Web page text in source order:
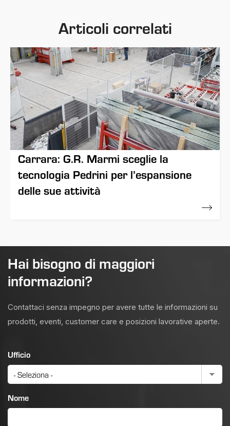
Articoli correlati
Carrara: G.R. Marmi sceglie la
tecnologia Pedrini per l’espansione
delle sue attività
Hai bisogno di maggiori
informazioni?
Contattaci senza impegno per avere tutte le informazioni su
prodotti, eventi, customer care e posizioni lavorative aperte.
Ufficio
Nome